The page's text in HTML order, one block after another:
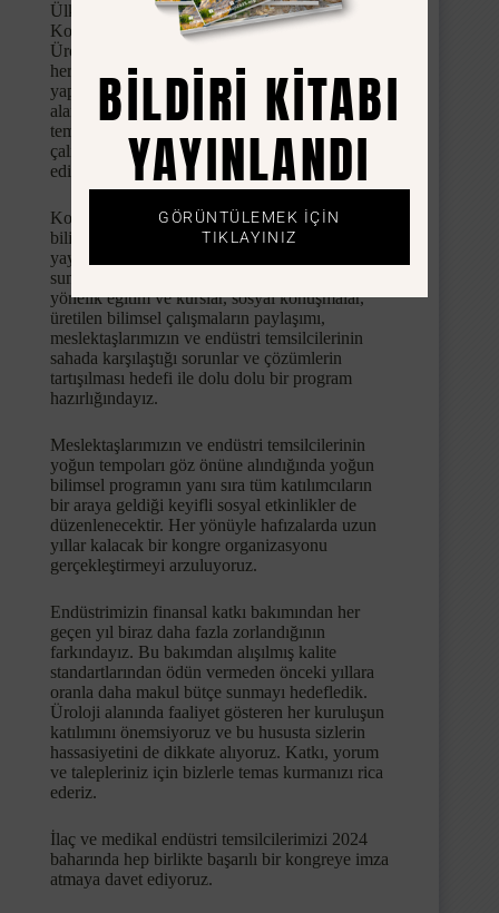
Ülkemizde düzenlenen Dünya Üroloji
Kongresinin ev sahibi olarak 2023 yılında Türk
Üroloji Dernekleri sempozyumu düzenlenmiş,
her yıl gerçekleşen ulusal kongremiz
yapılmamıştır. 2024 yılında Endoüroloji
alanında çalışan meslektaşlarımız ve endüstri
temsilcileri ile yeniden buluşma hedefi ile
çalışmalarımıza yoğun bir şekilde devam
ediyoruz.
Kongrelerimizde alışıldığı üzere üst düzey bir
bilimsel program hazırlanmaktadır. Canlı cerrahi
yayını, güncel gelişmeler, endüstri tarafından
sunulan yenilikler, genç meslektaşlarımıza
yönelik eğitim ve kurslar, sosyal konuşmalar,
üretilen bilimsel çalışmaların paylaşımı,
meslektaşlarımızın ve endüstri temsilcilerinin
sahada karşılaştığı sorunlar ve çözümlerin
tartışılması hedefi ile dolu dolu bir program
hazırlığındayız.
Meslektaşlarımızın ve endüstri temsilcilerinin
yoğun tempoları göz önüne alındığında yoğun
bilimsel programın yanı sıra tüm katılımcıların
bir araya geldiği keyifli sosyal etkinlikler de
düzenlenecektir. Her yönüyle hafızalarda uzun
yıllar kalacak bir kongre organizasyonu
gerçekleştirmeyi arzuluyoruz.
Endüstrimizin finansal katkı bakımından her
geçen yıl biraz daha fazla zorlandığının
farkındayız. Bu bakımdan alışılmış kalite
standartlarından ödün vermeden önceki yıllara
oranla daha makul bütçe sunmayı hedefledik.
Üroloji alanında faaliyet gösteren her kuruluşun
katılımını önemsiyoruz ve bu hususta sizlerin
hassasiyetini de dikkate alıyoruz. Katkı, yorum
ve talepleriniz için bizlerle temas kurmanızı rica
ederiz.
İlaç ve medikal endüstri temsilcilerimizi 2024
baharında hep birlikte başarılı bir kongreye imza
atmaya davet ediyoruz.
BİLDİRİ KİTABI
YAYINLANDI
GÖRÜNTÜLEMEK İÇİN
TIKLAYINIZ